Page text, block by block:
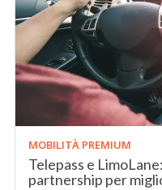
MOBILITÀ PREMIUM
Telepass e
partnership per